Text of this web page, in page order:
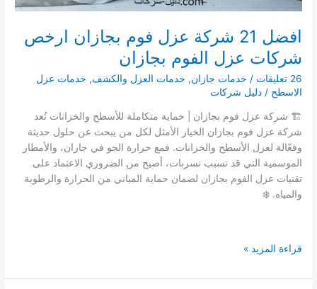
افضل 21 شركة عزل فوم بجازان ارخص
شركات عزل الفوم بجازان
26 تعليقات / خدمات جازان, خدمات العزل والكشف, خدمات عزل
الاسطح /دليل شركات
🏗️ شركة عزل فوم بجازان | حماية متكاملة للأسطح والخزانات تُعد
شركة عزل فوم بجازان الخيار الأمثل لكل من يبحث عن حلول حديثة
وفعّالة لعزل الأسطح والخزانات. فمع حرارة الجو في جازان، والأمطار
الموسمية التي قد تسبب تسربات، أصبح من الضروري الاعتماد على
تقنيات عزل الفوم بجازان لضمان حماية المباني من الحرارة والرطوبة
والمياه. ❄️
افضل
شركة
قراءة المزيد »